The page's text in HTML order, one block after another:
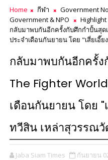
Home กีฬา
Government
Government & NPO
Highlight
กลับมาพบกันอีกครั้งกับศึกกำปั้นสุด
ประจำเดือนกันยายน โดย "เสี่ยเอี๊
กลับมาพบกันอีกครั้ง
The Fighter
เดือนกันยายน โดย "
ทวีสิน เหล่าสุวรรณ
Jaba Siam Times กันยายน